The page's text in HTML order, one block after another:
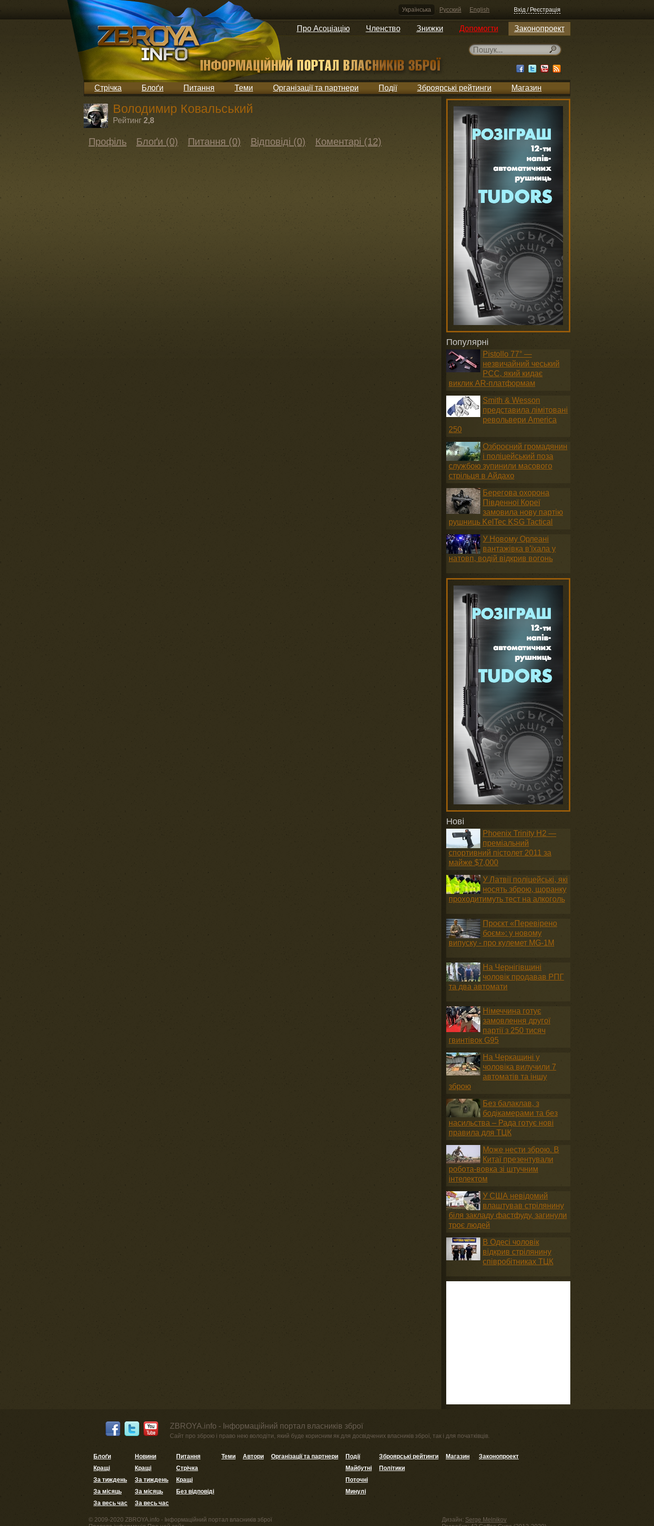
Українська Русский English Вхід / Реєстрація
Про Асоціацію Членство Знижки Допомогти Законопроект
Стрічка Блоґи Питання Теми Організації та партнери Події Зброярські рейтинги Магазин
Володимир Ковальський
Рейтинг 2,8
Профіль Блоґи (0) Питання (0) Відповіді (0) Коментарі (12)
Популярні
Pistollo 77° —
незвичайний чеський
PCC, який кидає
виклик AR-платформам
Smith & Wesson
представила лімітовані
револьвери America
250
Озброєний громадянин
і поліцейський поза
службою зупинили масового
стрільця в Айдахо
Берегова охорона
Південної Кореї
замовила нову партію
рушниць KelTec KSG Tactical
У Новому Орлеані
вантажівка в'їхала у
натовп, водій відкрив вогонь
Нові
Phoenix Trinity H2 —
преміальний
спортивний пістолет 2011 за
майже $7,000
У Латвії поліцейські, які
носять зброю, щоранку
проходитимуть тест на алкоголь
Проєкт «Перевірено
боєм»: у новому
випуску - про кулемет MG-1М
На Чернігівщині
чоловік продавав РПГ
та два автомати
Німеччина готує
замовлення другої
партії з 250 тисяч
гвинтівок G95
На Черкащині у
чоловіка вилучили 7
автоматів та іншу
зброю
Без балаклав, з
бодікамерами та без
насильства – Рада готує нові
правила для ТЦК
Може нести зброю. В
Китаї презентували
робота-вовка зі штучним
інтелектом
У США невідомий
влаштував стрілянину
біля закладу фастфуду, загинули
троє людей
В Одесі чоловік
відкрив стрілянину
співробітниках ТЦК
ZBROYA.info - Інформаційний портал власників зброї
Сайт про зброю і право нею володіти, який буде корисним як для досвідчених власників зброї, так і для початківців.
Блоґи
Кращі
За тиждень
За місяць
За весь час
Новини
Кращі
За тиждень
За місяць
За весь час
Питання
Стрічка
Кращі
Без відповіді
Теми Автори Організації та партнери
Події
Майбутні
Поточні
Минулі
Зброярські рейтинги
Політики
Магазин Законопроект
© 2009-2020 ZBROYA.info - Інформаційний портал власників зброї
Дизайн: Serge Melnikov